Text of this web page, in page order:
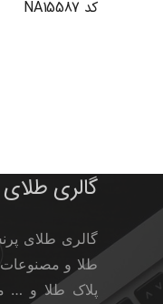
کد NA15587
گالری
گالری طلای
طلا و مصنوعات
پلاک طلا و …